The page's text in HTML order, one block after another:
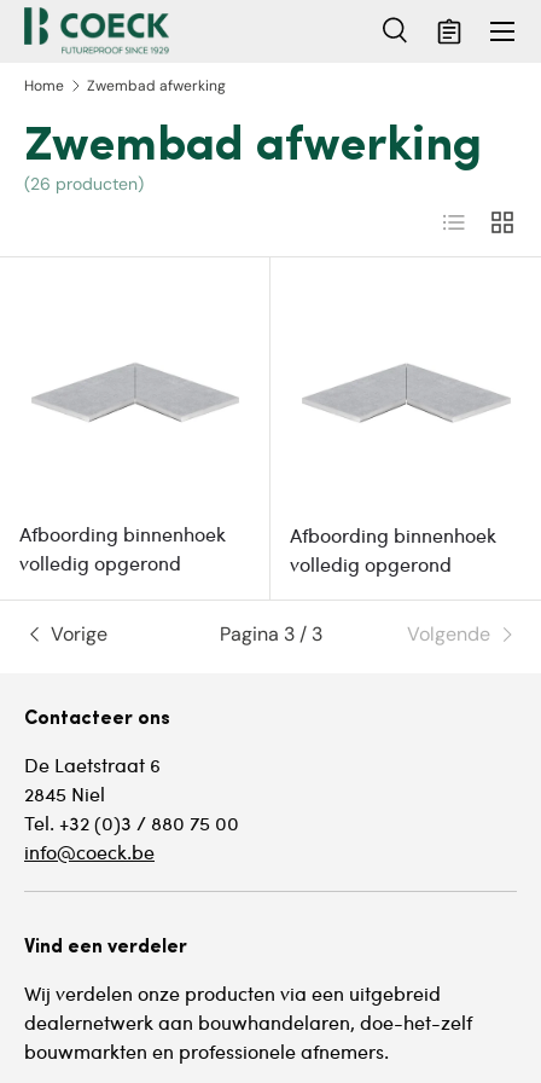
naar inhoud
Zoeken
ZoekenMandje
Menu
Home Zwembad afwerking
Zwembad afwerking
(26 producten)
Lijst
Afboording binnenhoek
volledig opgerond
Afboording binnenhoek
volledig opgerond
Vorige Pagina 3 / 3 Volgende
Contacteer ons
De Laetstraat 6
2845 Niel
Tel. +32 (0)3 / 880 75 00
info@coeck.be
Vind een verdeler
Wij verdelen onze producten via een uitgebreid
dealernetwerk aan bouwhandelaren, doe-het-zelf
bouwmarkten en professionele afnemers.